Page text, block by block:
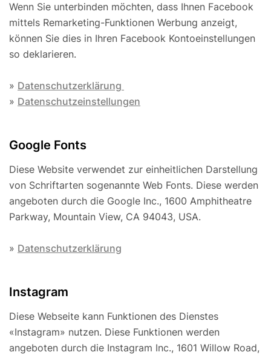
Wenn Sie unterbinden möchten, dass Ihnen Facebook
mittels Remarketing-Funktionen Werbung anzeigt,
können Sie dies in Ihren Facebook Kontoeinstellungen
so deklarieren.
» Datenschutzerklärung
» Datenschutzeinstellungen
Google Fonts
Diese Website verwendet zur einheitlichen Darstellung
von Schriftarten sogenannte Web Fonts. Diese werden
angeboten durch die Google Inc., 1600 Amphitheatre
Parkway, Mountain View, CA 94043, USA.
» Datenschutzerklärung
Instagram
Diese Webseite kann Funktionen des Dienstes
«Instagram» nutzen. Diese Funktionen werden
angeboten durch die Instagram Inc., 1601 Willow Road,